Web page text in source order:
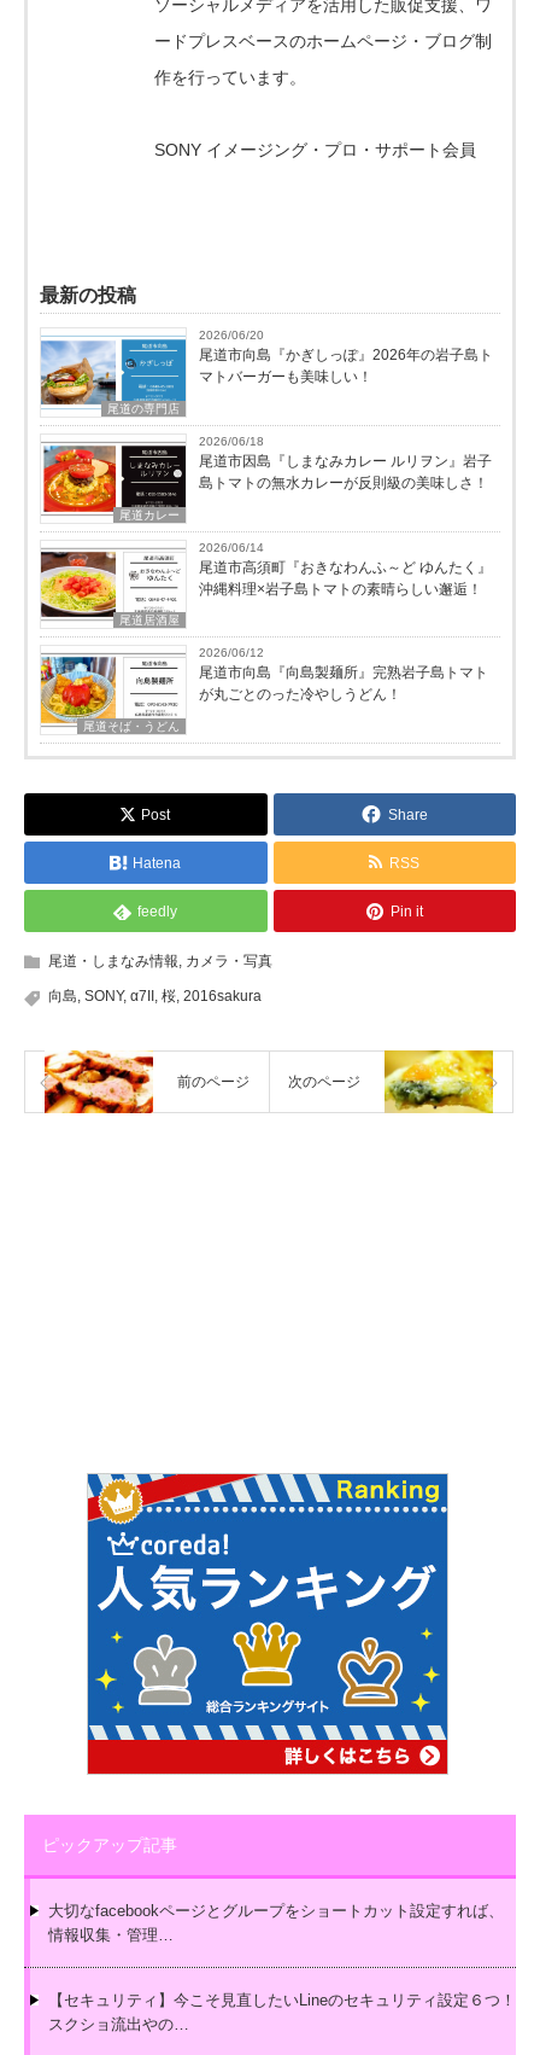
ソーシャルメディアを活用した販促支援、ワ
ードプレスベースのホームページ・ブログ制
作を行っています。
SONY イメージング・プロ・サポート会員
最新の投稿
尾道の専門店
2026/06/20
尾道市向島『かぎしっぽ』2026年の岩子島ト
マトバーガーも美味しい！
尾道カレー
2026/06/18
尾道市因島『しまなみカレー ルリヲン』岩子
島トマトの無水カレーが反則級の美味しさ！
尾道居酒屋
2026/06/14
尾道市高須町『おきなわんふ～ど ゆんたく』
沖縄料理×岩子島トマトの素晴らしい邂逅！
尾道そば・うどん
2026/06/12
尾道市向島『向島製麺所』完熟岩子島トマト
が丸ごとのった冷やしうどん！
Post Share
Hatena RSS
feedly Pin it
尾道・しまなみ情報, カメラ・写真
向島, SONY, α7II , 桜, 2016sakura
前のページ 次のページ
ピックアップ記事
大切なfacebookページとグループをショートカット設定すれば、
情報収集・管理…
【セキュリティ】今こそ見直したいLineのセキュリティ設定６つ！
スクショ流出やの…